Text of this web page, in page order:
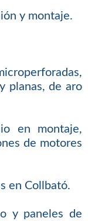
y montaje.
planas, de aro
en montaje,
de motores
en Collbató.
y paneles de